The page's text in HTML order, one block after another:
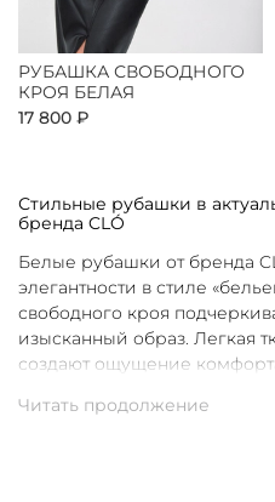
РУБАШКА СВОБОДНОГО
КРОЯ БЕЛАЯ
17 800 ₽
Стильные рубашки в
бренда CLÓ
Белые рубашки от бренда
элегантности в стиле
свободного кроя
изысканный образ. Легкая
создают ощущение
чистоты и универсальности.